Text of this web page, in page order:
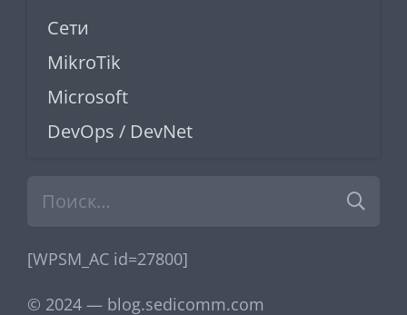
Сети
MikroTik
Microsoft
DevOps / DevNet
[WPSM_AC id=27800]
© 2024 — blog.sedicomm.com